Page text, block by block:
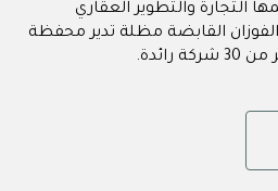
التجارة والتطوير العقاري
القابضة مظلة تدير محفظة